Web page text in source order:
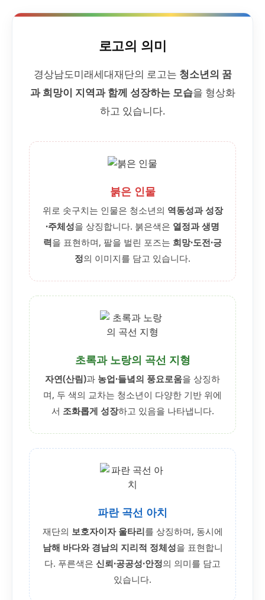
로고의 의미
경상남도미래세대재단의 로고는 청소년의 꿈
과 희망이 지역과 함께 성장하는 모습을 형상화
하고 있습니다.
붉은 인물
위로 솟구치는 인물은 청소년의 역동성과 성장
·주체성을 상징합니다. 붉은색은 열정과 생명
력을 표현하며, 팔을 벌린 포즈는 희망·도전·긍
정의 이미지를 담고 있습니다.
초록과 노랑의 곡선 지형
자연(산림)과 농업·들녘의 풍요로움을 상징하
며, 두 색의 교차는 청소년이 다양한 기반 위에
서 조화롭게 성장하고 있음을 나타냅니다.
파란 곡선 아치
재단의 보호자이자 울타리를 상징하며, 동시에
남해 바다와 경남의 지리적 정체성을 표현합니
다. 푸른색은 신뢰·공공성·안정의 의미를 담고
있습니다.